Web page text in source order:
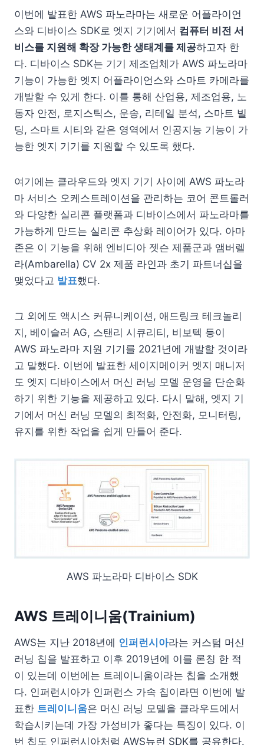
이번에 발표한 AWS 파노라마는 새로운 어플라이언
스와 디바이스 SDK로 엣지 기기에서 컴퓨터 비전 서
비스를 지원해 확장 가능한 생태계를 제공하고자 한
다. 디바이스 SDK는 기기 제조업체가 AWS 파노라마
기능이 가능한 엣지 어플라이언스와 스마트 카메라를
개발할 수 있게 한다. 이를 통해 산업용, 제조업용, 노
동자 안전, 로지스틱스, 운송, 리테일 분석, 스마트 빌
딩, 스마트 시티와 같은 영역에서 인공지능 기능이 가
능한 엣지 기기를 지원할 수 있도록 했다.
여기에는 클라우드와 엣지 기기 사이에 AWS 파노라
마 서비스 오케스트레이션을 관리하는 코어 콘트롤러
와 다양한 실리콘 플랫폼과 디바이스에서 파노라마를
가능하게 만드는 실리콘 추상화 레이어가 있다. 아마
존은 이 기능을 위해 엔비디아 젯슨 제품군과 앰버렐
라(Ambarella) CV 2x 제품 라인과 초기 파트너십을
맺었다고 발표했다.
그 외에도 액시스 커뮤니케이션, 애드링크 테크놀리
지, 베이슬러 AG, 스탠리 시큐리티, 비보텍 등이
AWS 파노라마 지원 기기를 2021년에 개발할 것이라
고 말했다. 이번에 발표한 세이지메이커 엣지 매니저
도 엣지 디바이스에서 머신 러닝 모델 운영을 단순화
하기 위한 기능을 제공하고 있다. 다시 말해, 엣지 기
기에서 머신 러닝 모델의 최적화, 안전화, 모니터링,
유지를 위한 작업을 쉽게 만들어 준다.
AWS 파노라마 디바이스 SDK
AWS 트레이니움(Trainium)
AWS는 지난 2018년에 인퍼런시아라는 커스텀 머신
러닝 칩을 발표하고 이후 2019년에 이를 론칭 한 적
이 있는데 이번에는 트레이니움이라는 칩을 소개했
다. 인퍼런시아가 인퍼런스 가속 칩이라면 이번에 발
표한 트레이니움은 머신 러닝 모델을 클라우드에서
학습시키는데 가장 가성비가 좋다는 특징이 있다. 이
번 칩도 인퍼런시아처럼 AWS뉴런 SDK를 공유한다.